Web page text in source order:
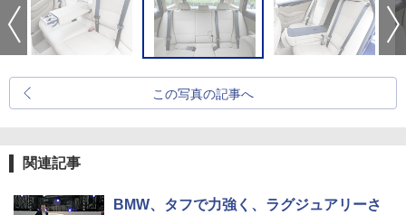
この写真の記事へ
関連記事
BMW、タフで力強く、ラグジュアリーさ